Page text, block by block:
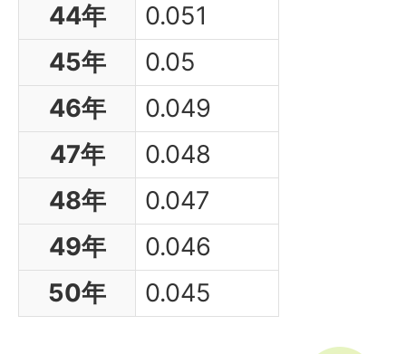
44年
0.051
45年
0.05
46年
0.049
47年
0.048
48年
0.047
49年
0.046
50年
0.045